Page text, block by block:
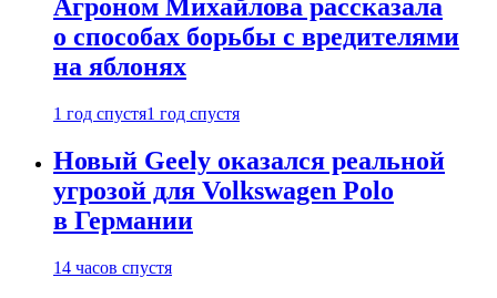
Агроном Михайлова рассказала
о способах борьбы с вредителями
на яблонях
1 год спустя1 год спустя
Новый Geely оказался реальной
угрозой для Volkswagen Polo
в Германии
14 часов спустя